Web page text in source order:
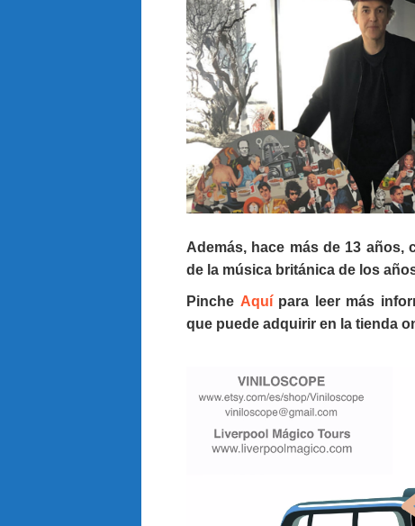
Además, hace más de 13 años,
de la música británica de los
Pinche Aquí para leer más
que puede adquirir en la tienda